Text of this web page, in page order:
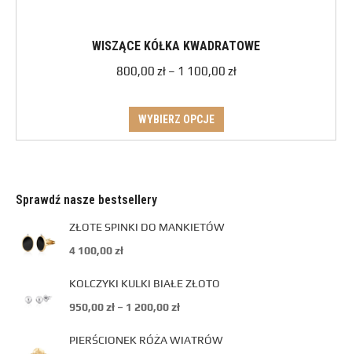
WISZĄCE KÓŁKA KWADRATOWE
800,00 zł – 1 100,00 zł
WYBIERZ OPCJE
Sprawdź nasze bestsellery
ZŁOTE SPINKI DO MANKIETÓW
4 100,00zł
KOLCZYKI KULKI BIAŁE ZŁOTO
950,00zł – 1 200,00zł
PIERŚCIONEK RÓŻA WIATRÓW